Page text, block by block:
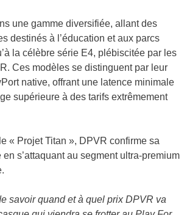
une gamme diversifiée, allant des
destinés à l’éducation et aux parcs
la célèbresérie E4, plébiscitée par les
. Ces modèles se distinguent par leur
native, offrant une latence minimale
supérieure à des tarifs extrêmement
« Projet Titan », DPVR confirme sa
s’attaquant au segment ultra-premium
savoir quand et à quel prix DPVR va